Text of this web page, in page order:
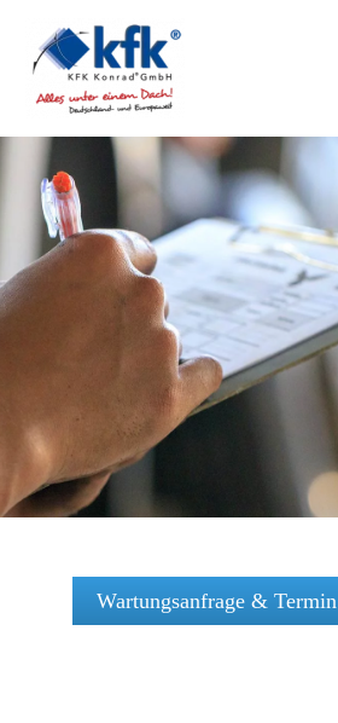
Wartungsanfrage &